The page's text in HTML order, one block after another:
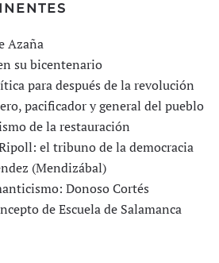
Azaña
su bicentenario
para después de la revolución
pacificador y general del pueblo
de la restauración
el tribuno de la democracia
(Mendizábal)
Donoso Cortés
de Escuela de Salamanca